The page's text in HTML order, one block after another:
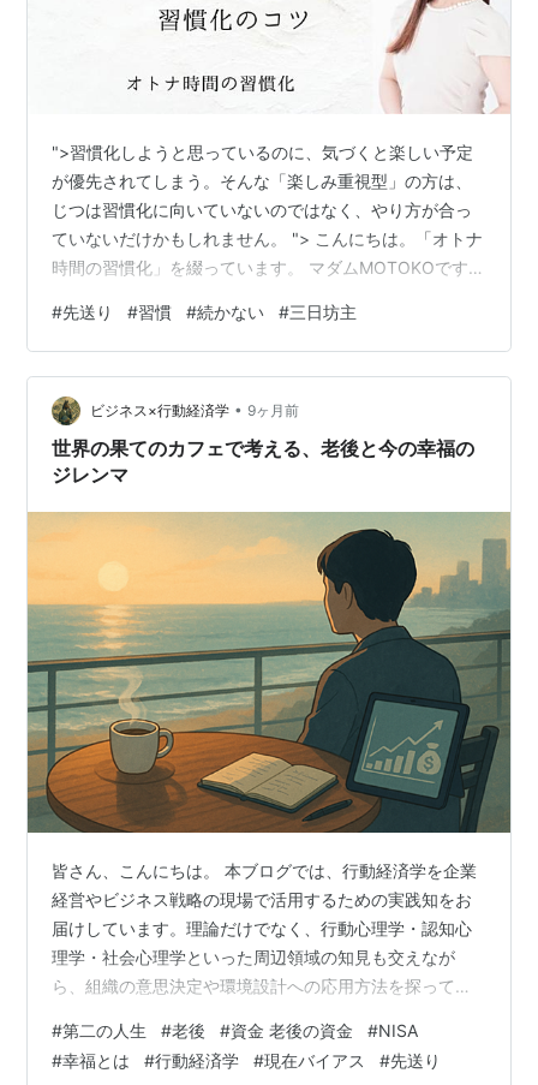
">習慣化しようと思っているのに、気づくと楽しい予定
が優先されてしまう。そんな「楽しみ重視型」の方は、
じつは習慣化に向いていないのではなく、やり方が合っ
ていないだけかもしれません。 "> こんにちは。「オトナ
時間の習慣化」を綴っています。 マダムMOTOKOです。
後回しになってしまうというタイプの方に向けて、お話
をしていきたいと思います。 このタイプの方は、決して
怠け者でも、意志が弱いわけでもありません。むしろ、
とても魅力的な個性を持っている方が多いです。 楽しみ
重視型さんの素敵な特性 楽しみ重視型の方は、・仲間と
一緒に何かに取り組むのが得…
#先送り #習慣 #続かない #三日坊主
ビジネス×行動経済学 • 9ヶ月前
世界の果てのカフェで考える、老後と今の幸福の
ジレンマ
皆さん、こんにちは。 本ブログでは、行動経済学を企業
経営やビジネス戦略の現場で活用するための実践知をお
届けしています。理論だけでなく、行動心理学・認知心
理学・社会心理学といった周辺領域の知見も交えなが
ら、組織の意思決定や環境設計への応用方法を探ってい
ヤモンド・オンラインに掲載されていた下記の書評をも
とにしたものです。 diamond.jp その中で紹介されていた
#第二の人生 #老後 #資金 老後の資金 #NISA
#幸福とは #行動経済学 #現在バイアス #先送り